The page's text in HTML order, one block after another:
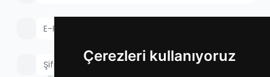
Çerezleri kullanıyoruz